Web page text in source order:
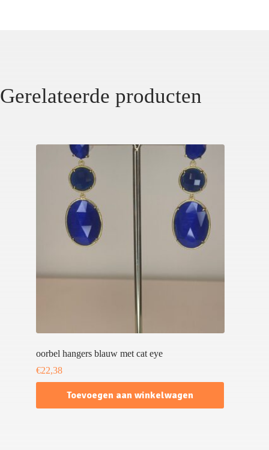
Gerelateerde producten
oorbel hangers blauw met cat eye
€22,38
Toevoegen aan winkelwagen